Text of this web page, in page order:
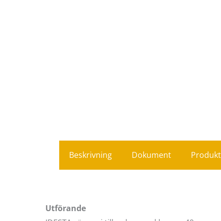
Beskrivning Dokument
Utförande